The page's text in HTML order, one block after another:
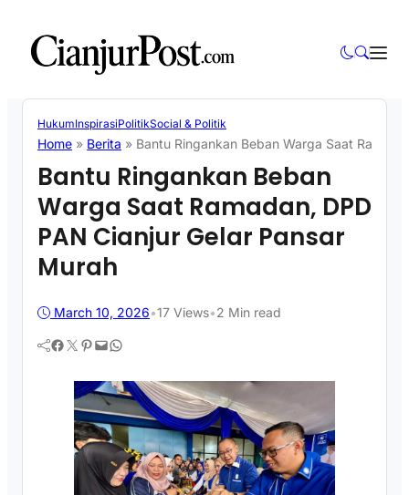
HukumInspirasiPolitikSocial & Politik
Home » Berita » Bantu Ringankan Beban Warga Saat
Bantu Ringankan Beban
Warga Saat Ramadan, DPD
PAN Cianjur Gelar Pansar
Murah
March 10, 2026•17 Views•2 Min read
Facebook Twitter Pinterest Mail WhatsApp